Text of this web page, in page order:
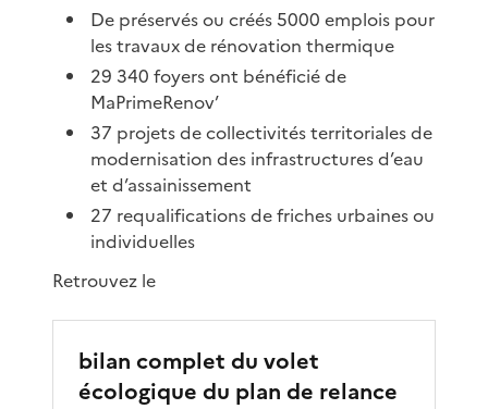
De préservés ou créés 5000 emplois pour
les travaux de rénovation thermique
29 340 foyers ont bénéficié de
MaPrimeRenov’
37 projets de collectivités territoriales de
modernisation des infrastructures d’eau
et d’assainissement
27 requalifications de friches urbaines ou
individuelles
Retrouvez le
bilan complet du volet
écologique du plan de relance